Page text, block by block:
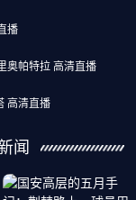
播
奥帕特拉 高清直播
高清直播
闻